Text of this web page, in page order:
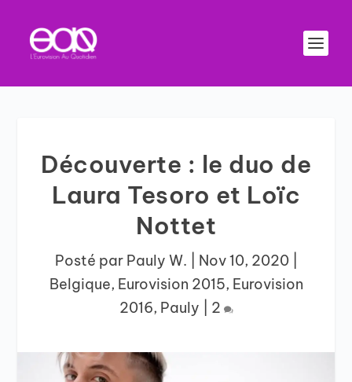
Découverte : le duo de
Laura Tesoro et Loïc
Nottet
Posté par Pauly W. Nov 10, 2020|
Belgique, Eurovision 2015, Eurovision
2016, Pauly 2